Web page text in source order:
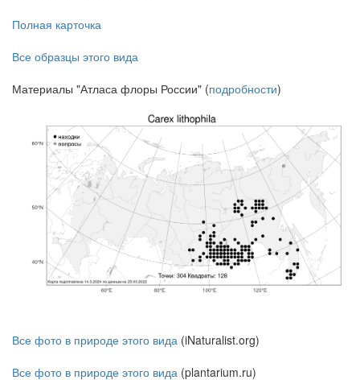
Полная карточка
Все образцы этого вида
Материалы "Атласа флоры России" (подробности)
Все фото в природе этого вида (iNaturalist.org)
Все фото в природе этого вида (plantarium.ru)